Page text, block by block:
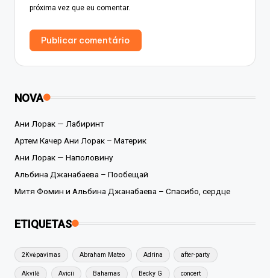
próxima vez que eu comentar.
NOVA
Ани Лорак — Лабиринт
Артем Качер Ани Лорак – Материк
Ани Лорак — Наполовину
Альбина Джанабаева – Пообещай
Митя Фомин и Альбина Джанабаева – Спасибо, сердце
ETIQUETAS
2Kvėpavimas Abraham Mateo Adrina after-party
Akvilė Avicii Bahamas Becky G concert